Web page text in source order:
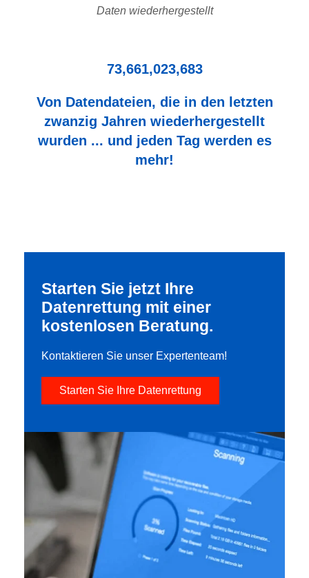
Daten wiederhergestellt
73,661,023,683
Von Datendateien, die in den letzten
zwanzig Jahren wiederhergestellt
wurden ... und jeden Tag werden es
mehr!
Starten Sie jetzt Ihre
Datenrettung mit einer
kostenlosen Beratung.
Kontaktieren Sie unser Expertenteam!
Starten Sie Ihre Datenrettung